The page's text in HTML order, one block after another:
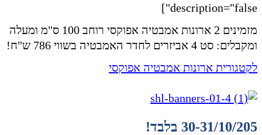
description="false"]
מזמינים 2 ארונות אמבטיה אפוקסי רוחב 100 ס"מ ומעלה
ומקבלים: סט 4 אביזרים לחדר האמבטיה בשווי 786 ש"ח!
לקטגורית ארונות אמבטיה אפוקסי
30-31/10/205 בלבד!